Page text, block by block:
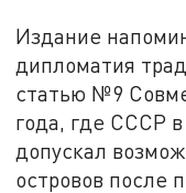
Издание
дипломатия
статью №9
года, где СССР
допускал
островов после